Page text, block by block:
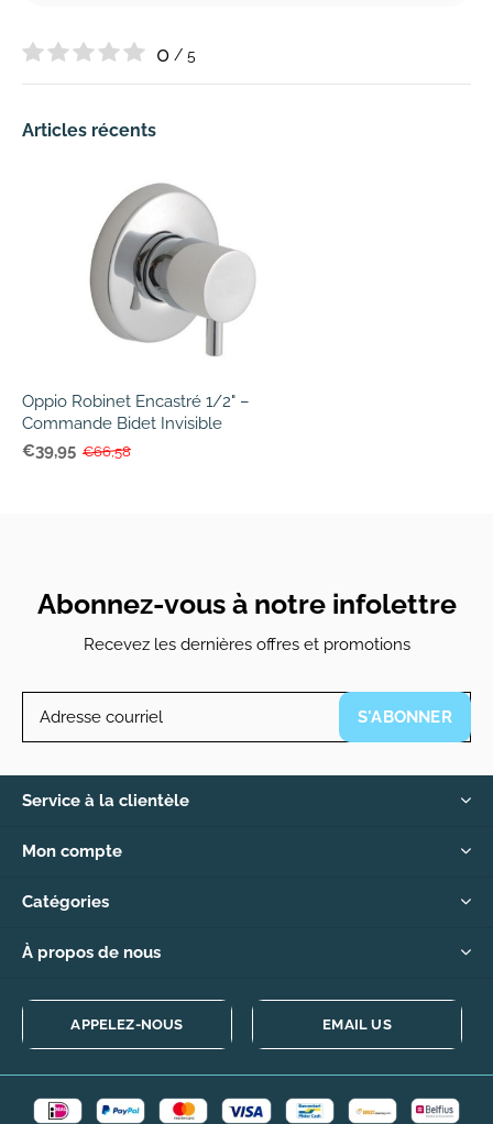
0 / 5
Articles récents
Oppio Robinet Encastré 1/2" –
Commande Bidet Invisible
€39,95 €66,58
Abonnez-vous à notre infolettre
Recevez les dernières offres et promotions
S'ABONNER
Service à la clientèle
Mon compte
Catégories
À propos de nous
APPELEZ-NOUS EMAIL US